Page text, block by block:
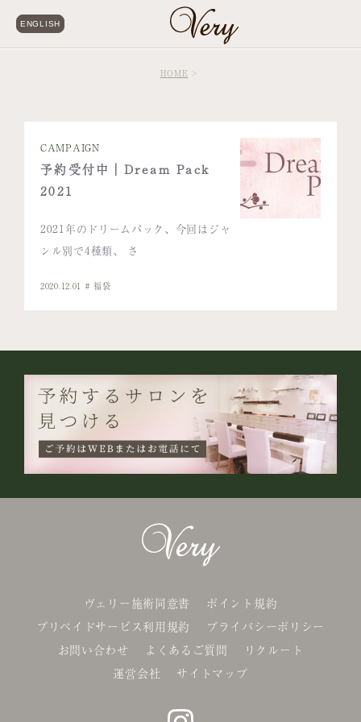
ENGLISH
HOME
CAMPAIGN
予約受付中｜Dream Pack
2021
2021年のドリームパック、今回はジャ
ンル別で4種類、 さ
2020.12.01 福袋
ヴェリー施術同意書
ポイント規約
プリペイドサービス利用規約
プライバシーポリシー
お問い合わせ
よくあるご質問
リクルート
運営会社
サイトマップ